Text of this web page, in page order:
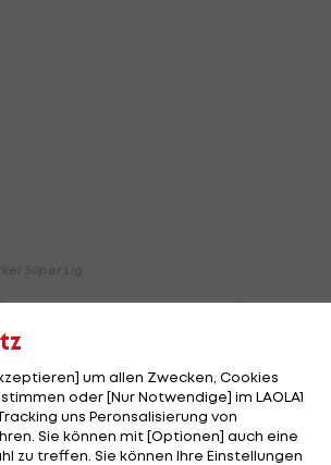
um allen Zwecken, Cookies
oder [Nur Notwendige] im LAOLA1
uns Peronsalisierung von
Sie können mit [Optionen] auch eine
zu treffen. Sie können Ihre Einstellungen